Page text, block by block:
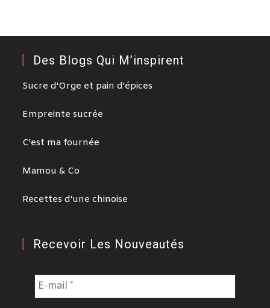
Des Blogs Qui M’inspirent
Sucre d'Orge et pain d'épices
Empreinte sucrée
C'est ma fournée
Mamou & Co
Recettes d'une chinoise
Recevoir Les Nouveautés